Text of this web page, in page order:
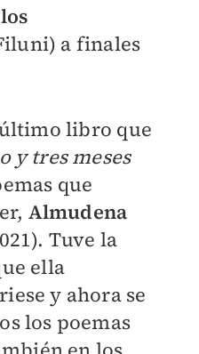
a finales
libro que
y tres meses
que
Almudena
Tuve la
ella
y ahora se
los poemas